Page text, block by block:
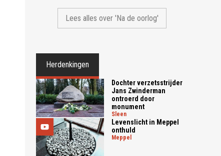
Lees alles over 'Na de oorlog'
Herdenkingen
Dochter verzetsstrijder
Jans Zwinderman
ontroerd door
monument
sleen
Levenslicht in Meppel
onthuld
meppel